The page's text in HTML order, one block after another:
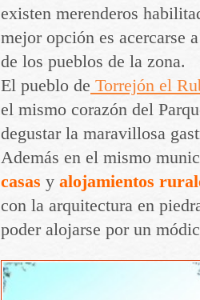
existen merenderos
mejor opción es acercarse
de los pueblos de la zona.
El pueblo de Torrejón el
el mismo corazón del
degustar la maravillosa
Además en el mismo
casas y alojamientos
con la arquitectura en
poder alojarse por un